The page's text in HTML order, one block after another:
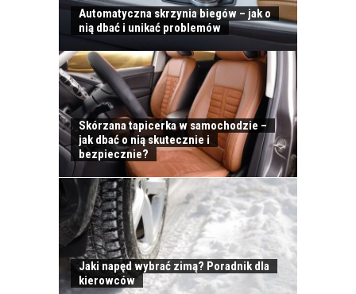
Automatyczna skrzynia biegów – jak o
nią dbać i unikać problemów
Skórzana tapicerka w samochodzie –
jak dbać o nią skutecznie i
bezpiecznie?
Jaki napęd wybrać zimą? Poradnik dla
kierowców